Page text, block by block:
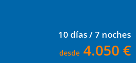
10 días / 7 noches
desde 4.050 €